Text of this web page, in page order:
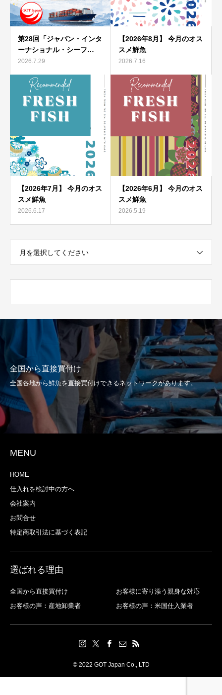
第28回「ジャパン・インタ
ーナショナル・シーフ…
2026.7.29
【2026年8月】 今月のオス
スメ鮮魚
2026.7.16
【2026年7月】 今月のオス
スメ鮮魚
2026.6.17
【2026年6月】 今月のオス
スメ鮮魚
2026.5.19
月を選択してください
全国から直接買付け
全国各地から鮮魚を直接買付けできるネットワークがあります。
MENU
HOME
仕入れを検討中の方へ
会社案内
お問合せ
特定商取引法に基づく表記
選ばれる理由
全国から直接買付け
お客様に寄り添う親身な対応
お客様の声：産地卸業者
お客様の声：米国仕入業者
© 2022 GOT Japan Co., LTD